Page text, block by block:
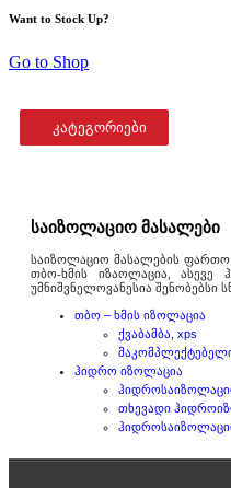
Want to Stock Up?
Go to Shop
კატეგორიები
საიზოლაციო მასალები
საიზოლაციო მასალების
თბო-ხმის იზაოლაცია, ასევე
უმნიშვნელოვანესია შენობებსი
თბო – ხმის იზოლაცია
ქვაბამბა, xps
ჰიდრო იზოლაცია
თხევადი